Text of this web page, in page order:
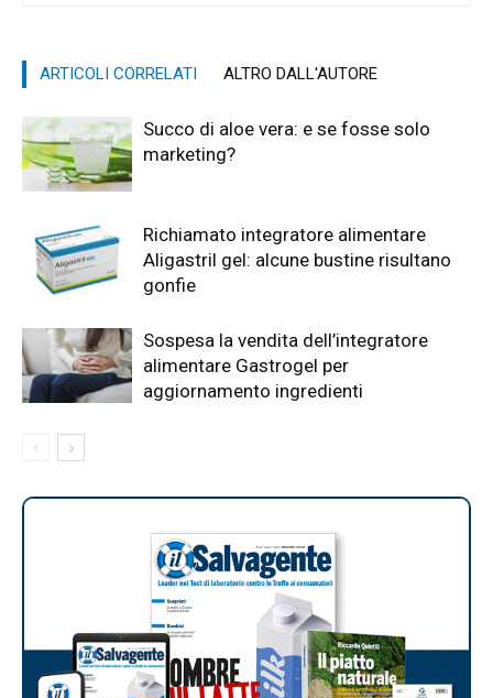
ARTICOLI CORRELATI ALTRO DALL'AUTORE
Succo di aloe vera: e se fosse solo
marketing?
Richiamato integratore alimentare
Aligastril gel: alcune bustine risultano
gonfie
Sospesa la vendita dell’integratore
alimentare Gastrogel per
aggiornamento ingredienti